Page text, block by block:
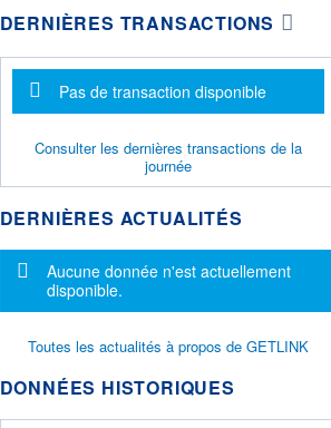
DERNIÈRES TRANSACTIONS
Message d'information
Pas de transaction disponible
Consulter les dernières transactions de la
journée
DERNIÈRES ACTUALITÉS
Message d'information
Aucune donnée n'est actuellement
disponible.
Toutes les actualités à propos de GETLINK
DONNÉES HISTORIQUES